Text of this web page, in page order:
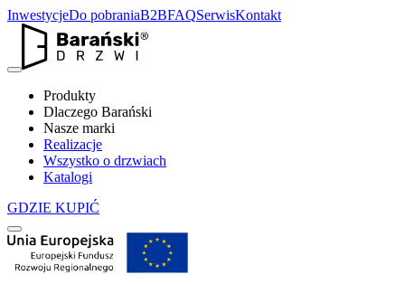
InwestycjeDo pobraniaB2BFAQSerwisKontakt
Produkty
Dlaczego Barański
Nasze marki
Realizacje
Wszystko o drzwiach
Katalogi
GDZIE KUPIĆ